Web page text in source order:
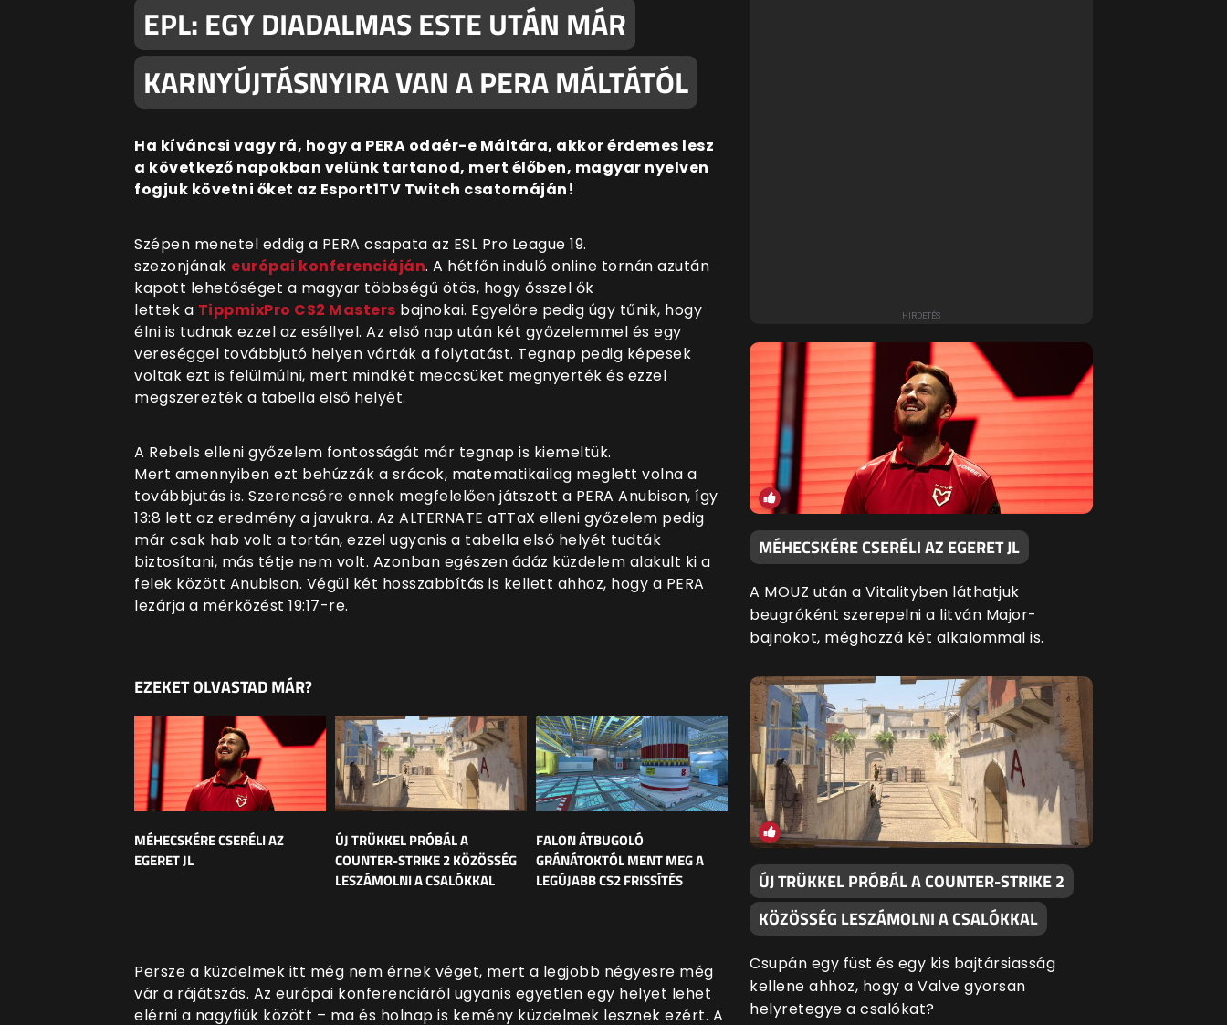
EPL: EGY DIADALMAS ESTE UTÁN MÁR
KARNYÚJTÁSNYIRA VAN A PERA MÁLTÁTÓL
Ha kíváncsi vagy rá, hogy a PERA odaér-e Máltára, akkor érdemes lesz
a következő napokban velünk tartanod, mert élőben, magyar nyelven
fogjuk követni őket az Esport1TV Twitch csatornáján!
Szépen menetel eddig a PERA csapata az ESL Pro League 19.
szezonjának európai konferenciáján. A hétfőn induló online tornán azután
kapott lehetőséget a magyar többségű ötös, hogy ősszel ők
lettek a TippmixPro CS2 Masters bajnokai. Egyelőre pedig úgy tűnik, hogy
élni is tudnak ezzel az eséllyel. Az első nap után két győzelemmel és egy
vereséggel továbbjutó helyen várták a folytatást. Tegnap pedig képesek
voltak ezt is felülmúlni, mert mindkét meccsüket megnyerték és ezzel
megszerezték a tabella első helyét.
A Rebels elleni győzelem fontosságát már tegnap is kiemeltük.
Mert amennyiben ezt behúzzák a srácok, matematikailag meglett volna a
továbbjutás is. Szerencsére ennek megfelelően játszott a PERA Anubison, így
13:8 lett az eredmény a javukra. Az ALTERNATE aTTaX elleni győzelem pedig
már csak hab volt a tortán, ezzel ugyanis a tabella első helyét tudták
biztosítani, más tétje nem volt. Azonban egészen ádáz küzdelem alakult ki a
felek között Anubison. Végül két hosszabbítás is kellett ahhoz, hogy a PERA
lezárja a mérkőzést 19:17-re.
EZEKET OLVASTAD MÁR?
MÉHECSKÉRE CSERÉLI AZ
EGERET JL
ÚJ TRÜKKEL PRÓBÁL A
COUNTER-STRIKE 2 KÖZÖSSÉG
LESZÁMOLNI A CSALÓKKAL
FALON ÁTBUGOLÓ
GRÁNÁTOKTÓL MENT MEG A
LEGÚJABB CS2 FRISSÍTÉS
Persze a küzdelmek itt még nem érnek véget, mert a legjobb négyesre még
vár a rájátszás. Az európai konferenciáról ugyanis egyetlen egy helyet lehet
elérni a nagyfiúk között – ma és holnap is kemény küzdelmek lesznek ezért. A
MÉHECSKÉRE CSERÉLI AZ EGERET JL
A MOUZ után a Vitalityben láthatjuk
beugróként szerepelni a litván Major-
bajnokot, méghozzá két alkalommal is.
ÚJ TRÜKKEL PRÓBÁL A COUNTER-STRIKE 2
KÖZÖSSÉG LESZÁMOLNI A CSALÓKKAL
Csupán egy füst és egy kis bajtársiasság
kellene ahhoz, hogy a Valve gyorsan
helyretegye a csalókat?